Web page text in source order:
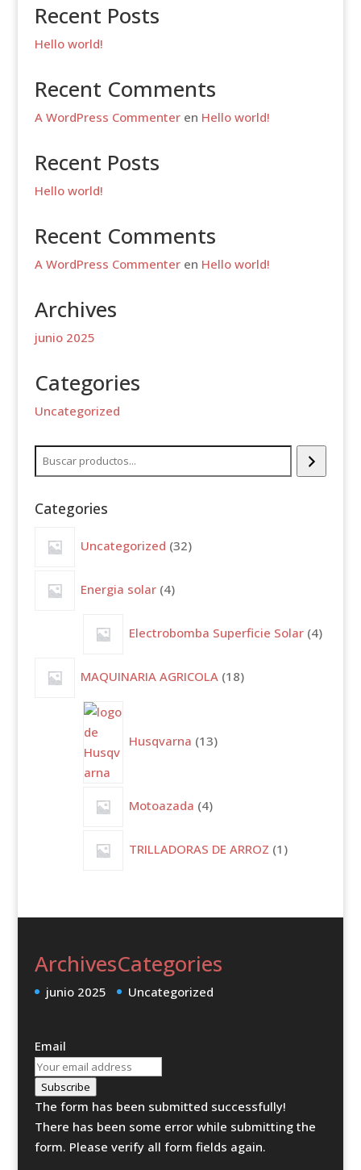
Recent Posts
Hello world!
Recent Comments
A WordPress Commenteren Hello world!
Recent Posts
Hello world!
Recent Comments
A WordPress Commenteren Hello world!
Archives
junio 2025
Categories
Uncategorized
Buscar
Categories
Uncategorized 32
productos
Energia solar 4
productos
Electrobomba Superficie Solar 4
MAQUINARIA AGRICOLA 18
productos
Husqvarna 13
Motoazada 4
productos
TRILLADORAS DE ARROZ 1
producto
Archives
junio 2025
Categories
Uncategorized
Email
Subscribe
The form has been submitted successfully!
There has been some error while submitting the
form. Please verify all form fields again.